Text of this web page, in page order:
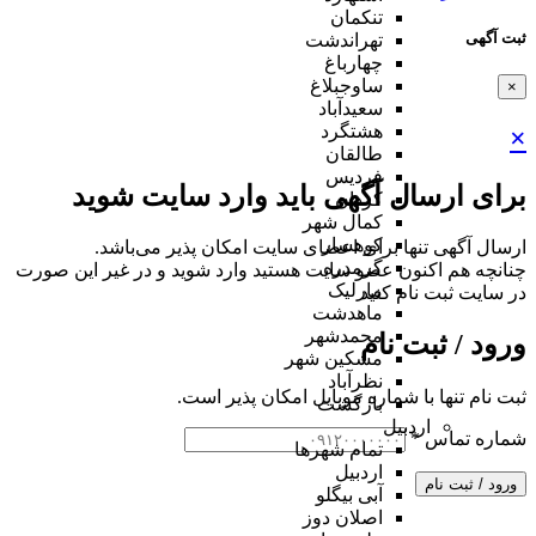
ثبت آگهی
×
×
برای ارسال آگهی باید وارد سایت شوید
ارسال آگهی تنها برای اعضای سایت امکان پذیر می‌باشد.
چنانچه هم‌ اکنون عضو سایت هستید وارد شوید و در غیر این صورت
در سایت ثبت نام کنید
ورود / ثبت نام
ثبت نام تنها با شماره موبایل امکان پذیر است.
شماره تماس*
ورود / ثبت نام
تنکمان
تهراندشت
چهارباغ
ساوجبلاغ
سعیدآباد
هشتگرد
طالقان
فردیس
کردان
کمال شهر
کوهسار
گرمدره
مارلیک
ماهدشت
محمدشهر
مشکین شهر
نظرآباد
بازگشت
اردبیل
تمام شهر‌ها
اردبیل
آبی بیگلو
اصلان دوز